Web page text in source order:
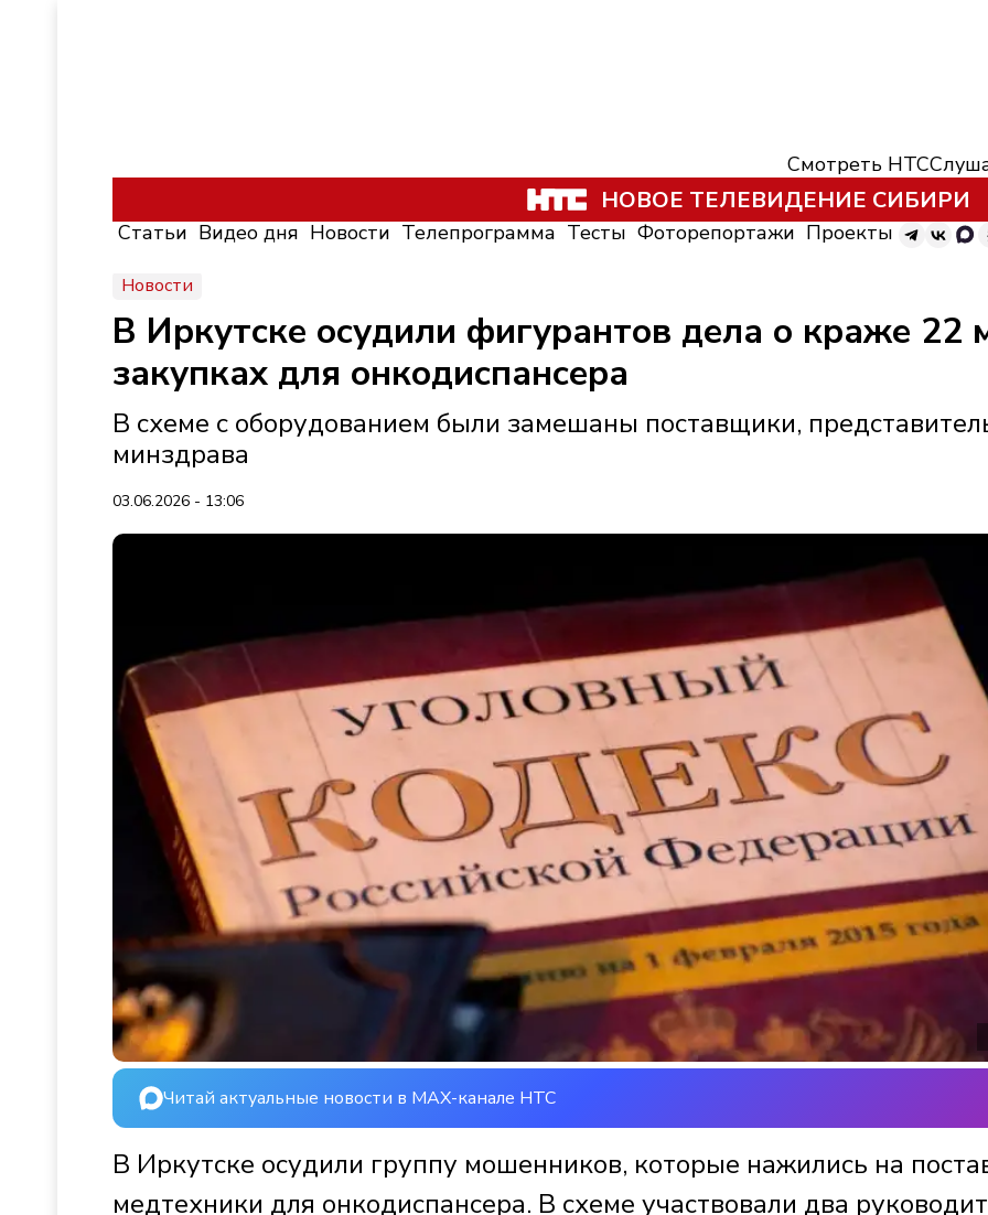
Смотреть НТС
НОВОЕ ТЕЛЕВИДЕНИЕ СИБИРИ
Статьи Видео дня Новости Телепрограмма Тесты Фоторепортажи Проекты
Новости
В Иркутске осудили фигурантов дела о краже 22
закупках для онкодиспансера
В схеме с оборудованием были замешаны поставщики,
минздрава
03.06.2026 - 13:06
Читай актуальные новости в MAX-канале НТС
В Иркутске осудили группу мошенников, которые нажились на
медтехники для онкодиспансера. В схеме участвовали два